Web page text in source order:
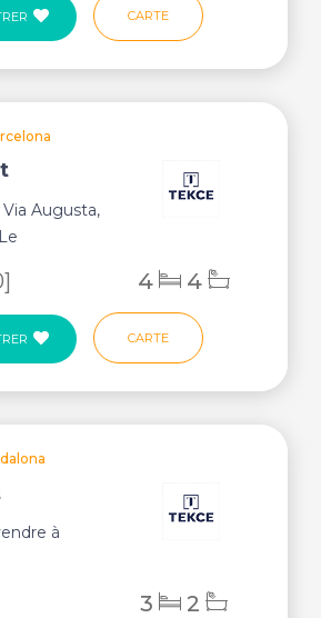
CARTE
Augusta,
4 4
CARTE
à
3 2